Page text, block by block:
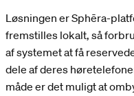
Løsningen er Sphēra-
fremstilles lokalt, så
af systemet at få
dele af deres
måde er det muligt at